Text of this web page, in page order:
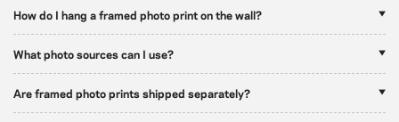
How do I hang a framed photo print on the wall?
What photo sources can I use?
Are framed photo prints shipped separately?